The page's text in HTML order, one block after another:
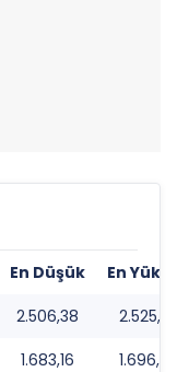
En Düşük
En
2.506,38
1.683,16